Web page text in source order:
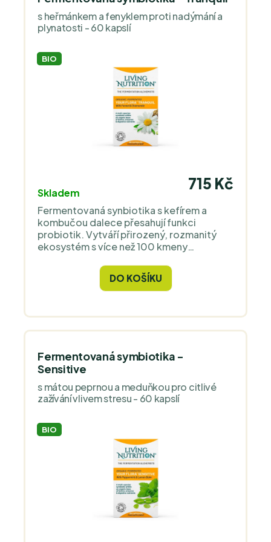
s heřmánkem a fenyklem proti nadýmání a
plynatosti - 60 kapslí
BIO
Skladem
715 Kč
Fermentovaná synbiotika s kefírem a
kombučou dalece přesahují funkci
probiotik. Vytváří přirozený, rozmanitý
ekosystém s více než 100 kmeny
trávicí mikroflóru. Nejde o to, kolik miliard
CFU bakterií do sebe dostanete
samostatně, ale jaký terén vytvoříte pro
DO KOŠÍKU
Fermentovaná symbiotika -
Sensitive
s mátou peprnou a meduňkou pro citlivé
zažívání vlivem stresu - 60 kapslí
BIO